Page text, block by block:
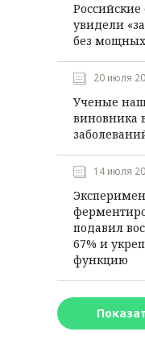
увидели
без
20 июля
Ученые
виновника
14 июля
подавил
67% и
функцию